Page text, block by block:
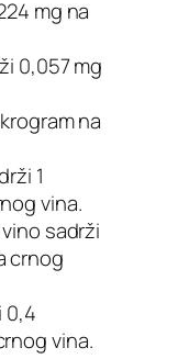
mg na
0,057 mg
na
1
vina.
sadrži
crnog
0,4
vina.